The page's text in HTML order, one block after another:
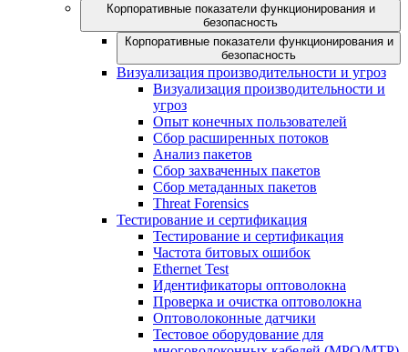
Корпоративные показатели функционирования и
безопасность
Корпоративные показатели функционирования и
безопасность
Визуализация производительности и угроз
Визуализация производительности и
угроз
Опыт конечных пользователей
Сбор расширенных потоков
Анализ пакетов
Сбор захваченных пакетов
Сбор метаданных пакетов
Threat Forensics
Тестирование и сертификация
Тестирование и сертификация
Частота битовых ошибок
Ethernet Test
Идентификаторы оптоволокна
Проверка и очистка оптоволокна
Оптоволоконные датчики
Тестовое оборудование для